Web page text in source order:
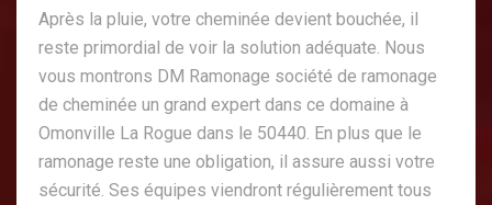
Après la pluie, votre cheminée devient bouchée, il
reste primordial de voir la solution adéquate. Nous
vous montrons DM Ramonage société de ramonage
de cheminée un grand expert dans ce domaine à
Omonville La Rogue dans le 50440. En plus que le
ramonage reste une obligation, il assure aussi votre
sécurité. Ses équipes viendront régulièrement tous